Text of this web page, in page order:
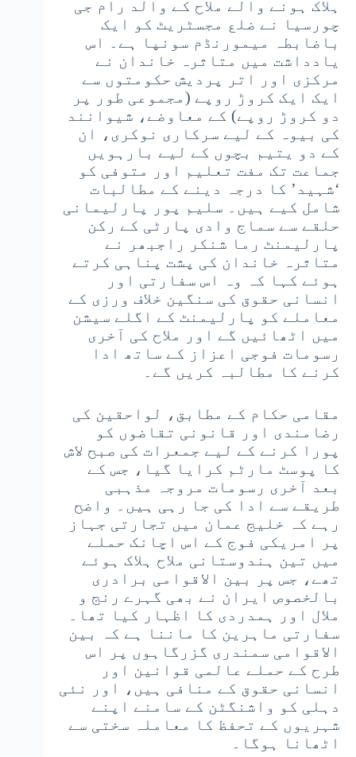
ہلاک ہونے والے ملاح کے والد رام جی
چورسیا نے ضلع مجسٹریٹ کو ایک
باضابطہ میمورنڈم سونپا ہے۔ اس
یادداشت میں متاثرہ خاندان نے
مرکزی اور اتر پردیش حکومتوں سے
ایک ایک کروڑ روپے (مجموعی طور پر
دو کروڑ روپے) کے معاوضے، شیوانند
کی بیوہ کے لیے سرکاری نوکری، ان
کے دو یتیم بچوں کے لیے بارہویں
جماعت تک مفت تعلیم اور متوفی کو
‘شہید’ کا درجہ دینے کے مطالبات
شامل کیے ہیں۔ سلیم پور پارلیمانی
حلقے سے سماج وادی پارٹی کے رکن
پارلیمنٹ رما شنکر راجبھر نے
متاثرہ خاندان کی پشت پناہی کرتے
ہوئے کہا کہ وہ اس سفارتی اور
انسانی حقوق کی سنگین خلاف ورزی کے
معاملے کو پارلیمنٹ کے اگلے سیشن
میں اٹھائیں گے اور ملاح کی آخری
رسومات فوجی اعزاز کے ساتھ ادا
کرنے کا مطالبہ کریں گے۔
مقامی حکام کے مطابق، لواحقین کی
رضامندی اور قانونی تقاضوں کو
پورا کرنے کے لیے جمعرات کی صبح لاش
کا پوسٹ مارٹم کرایا گیا، جس کے
بعد آخری رسومات مروجہ مذہبی
طریقے سے ادا کی جا رہی ہیں۔ واضح
رہے کہ خلیج عمان میں تجارتی جہاز
پر امریکی فوج کے اس اچانک حملے
میں تین ہندوستانی ملاح ہلاک ہوئے
تھے، جس پر بین الاقوامی برادری
بالخصوص ایران نے بھی گہرے رنج و
ملال اور ہمدردی کا اظہار کیا تھا۔
سفارتی ماہرین کا ماننا ہے کہ بین
الاقوامی سمندری گزرگاہوں پر اس
طرح کے حملے عالمی قوانین اور
انسانی حقوق کے منافی ہیں، اور نئی
دہلی کو واشنگٹن کے سامنے اپنے
شہریوں کے تحفظ کا معاملہ سختی سے
اٹھانا ہوگا۔